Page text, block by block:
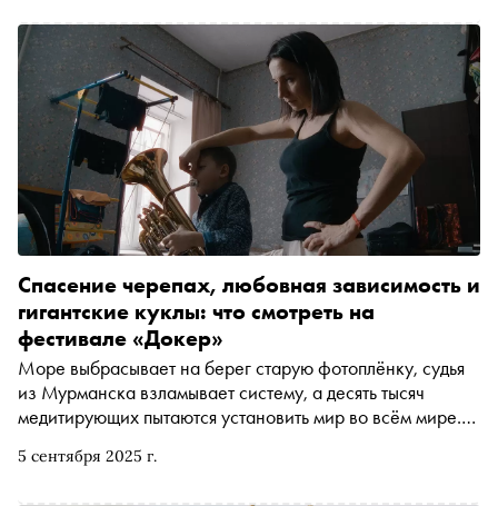
5 сентября 2025 г.
Спасение черепах, любовная зависимость и
гигантские куклы: что смотреть на
фестивале «Докер»
Море выбрасывает на берег старую фотоплёнку, судья
из Мурманска взламывает систему, а десять тысяч
медитирующих пытаются установить мир во всём мире.
сейчас идёт в Москве, доказывает: реальность — самый